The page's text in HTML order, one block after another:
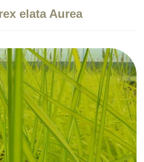
elata Aurea